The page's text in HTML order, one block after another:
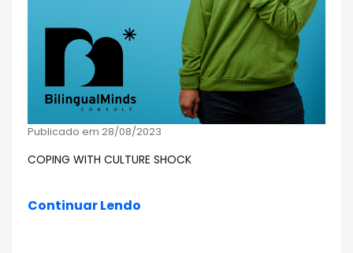
Publicado em 28/08/2023
COPING WITH CULTURE SHOCK
Continuar Lendo